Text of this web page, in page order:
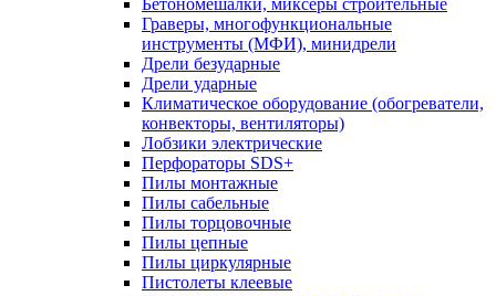
Граверы, многофункциональные
инструменты (МФИ), минидрели
Дрели безударные
Дрели ударные
Климатическое оборудование (обогреватели,
конвекторы, вентиляторы)
Лобзики электрические
Перфораторы SDS+
Пилы монтажные
Пилы сабельные
Пилы торцовочные
Пилы цепные
Пилы циркулярные
Пистолеты клеевые